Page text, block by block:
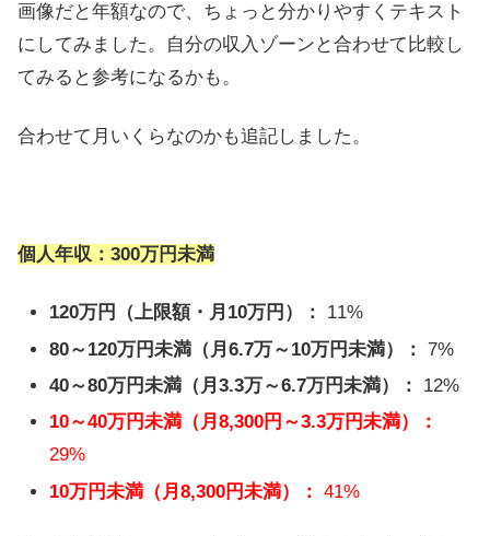
画像だと年額なので、ちょっと分かりやすくテキスト
にしてみました。自分の収入ゾーンと合わせて比較し
てみると参考になるかも。
合わせて月いくらなのかも追記しました。
個人年収：300万円未満
120万円（上限額・月10万円）：
11%
80～120万円未満（月6.7万～10万円未満）： 7%
40～80万円未満（月3.3万～6.7万円未満）：
12%
10～40万円未満（月8,300円～3.3万円未満）：
29%
10万円未満（月8,300円未満）： 41%